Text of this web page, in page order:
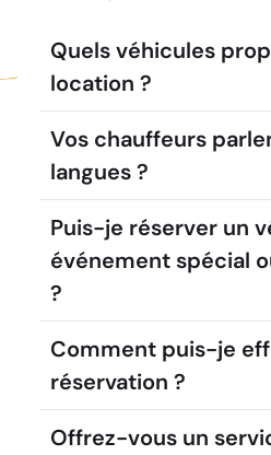
Quels véhicules
location ?
Vos chauffeurs
langues ?
Puis-je réserver un
événement spécial
?
Comment puis-je
réservation ?
Offrez-vous un